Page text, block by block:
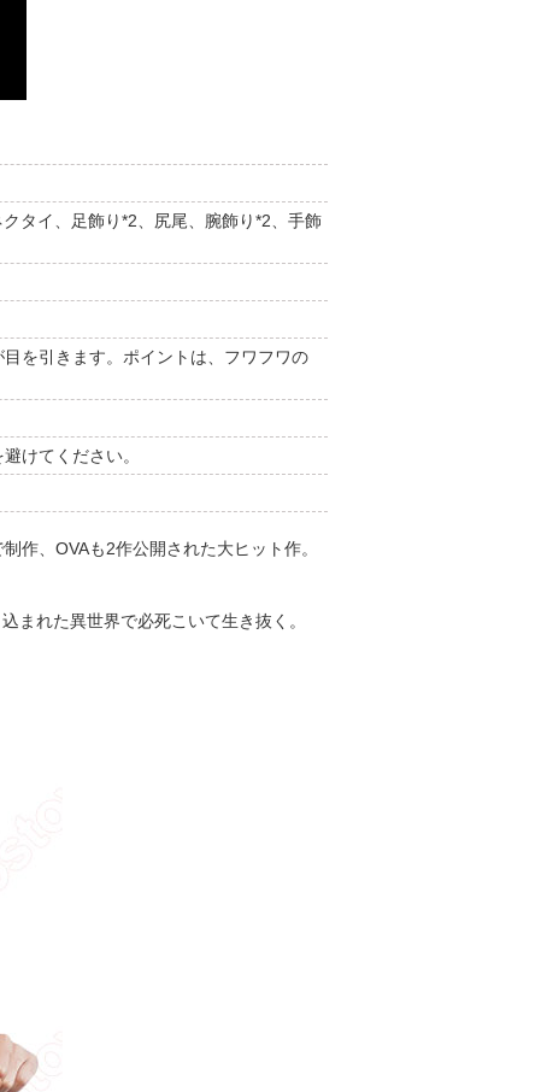
タイ、足飾り*2、尻尾、腕飾り*2、手飾
を引きます。ポイントは、フワフワの
けてください。
作、OVAも2作公開された大ヒット作。
まれた異世界で必死こいて生き抜く。